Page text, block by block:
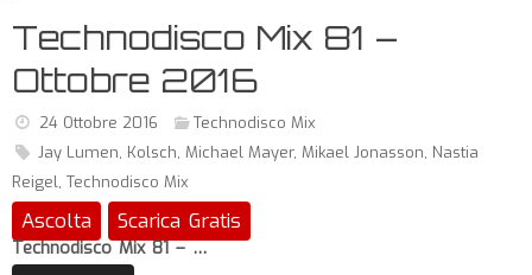
Technodisco Mix 81 –
Ottobre 2016
24 Ottobre 2016
Technodisco Mix
Jay Lumen, Kolsch, Michael Mayer, Mikael Jonasson, Nastia
Reigel, Technodisco Mix
Ascolta Scarica Gratis
Technodisco Mix 81 – …